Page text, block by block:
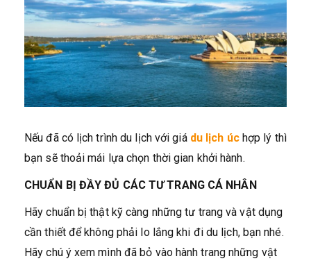
Nếu đã có lịch trình du lịch với giá du lịch úchợp lý thì
bạn sẽ thoải mái lựa chọn thời gian khởi hành.
CHUẨN BỊ ĐẦY ĐỦ CÁC TƯ TRANG CÁ NHÂN
Hãy chuẩn bị thật kỹ càng những tư trang và vật dụng
cần thiết để không phải lo lắng khi đi du lịch, bạn nhé.
Hãy chú ý xem mình đã bỏ vào hành trang những vật